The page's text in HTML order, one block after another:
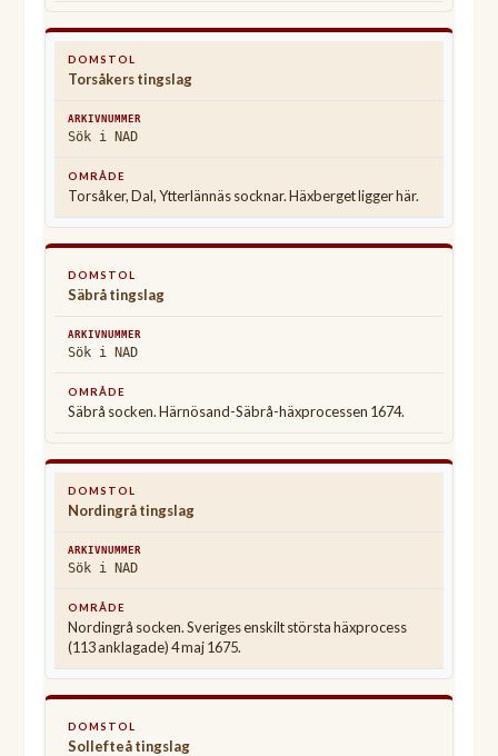
Torsåkers tingslag
Sök i NAD
Torsåker, Dal, Ytterlännäs socknar. Häxberget ligger här.
Säbrå tingslag
Sök i NAD
Säbrå socken. Härnösand-Säbrå-häxprocessen 1674.
Nordingrå tingslag
Sök i NAD
Nordingrå socken. Sveriges enskilt största häxprocess
(113 anklagade) 4 maj 1675.
Sollefteå tingslag